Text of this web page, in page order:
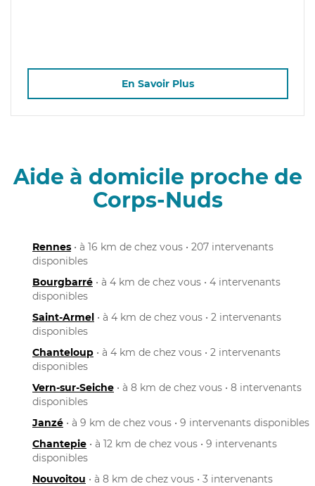
En Savoir Plus
Aide à domicile proche de
Corps-Nuds
Rennes • à 16 km de chez vous • 207 intervenants
disponibles
Bourgbarré • à 4 km de chez vous • 4 intervenants
disponibles
Saint-Armel • à 4 km de chez vous • 2 intervenants
disponibles
Chanteloup • à 4 km de chez vous • 2 intervenants
disponibles
Vern-sur-Seiche • à 8 km de chez vous • 8 intervenants
disponibles
Janzé • à 9 km de chez vous • 9 intervenants disponibles
Chantepie • à 12 km de chez vous • 9 intervenants
disponibles
Nouvoitou • à 8 km de chez vous • 3 intervenants